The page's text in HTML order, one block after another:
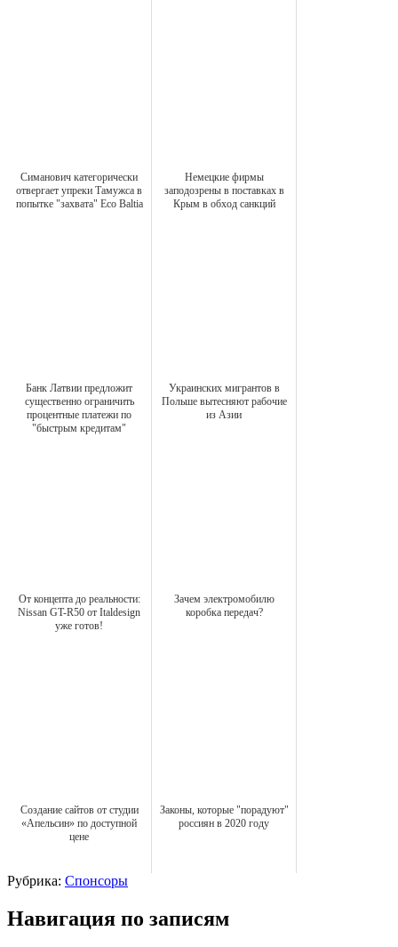
Симанович категорически
отвергает упреки Тамужса в
попытке "захвата" Eco Baltia
Немецкие фирмы
заподозрены в поставках в
Крым в обход санкций
Банк Латвии предложит
существенно ограничить
процентные платежи по
"быстрым кредитам"
Украинских мигрантов в
Польше вытесняют рабочие
из Азии
От концепта до реальности:
Nissan GT-R50 от Italdesign
уже готов!
Зачем электромобилю
коробка передач?
Создание сайтов от студии
«Апельсин» по доступной
цене
Законы, которые "порадуют"
россиян в 2020 году
Рубрика: Спонсоры
Навигация по записям